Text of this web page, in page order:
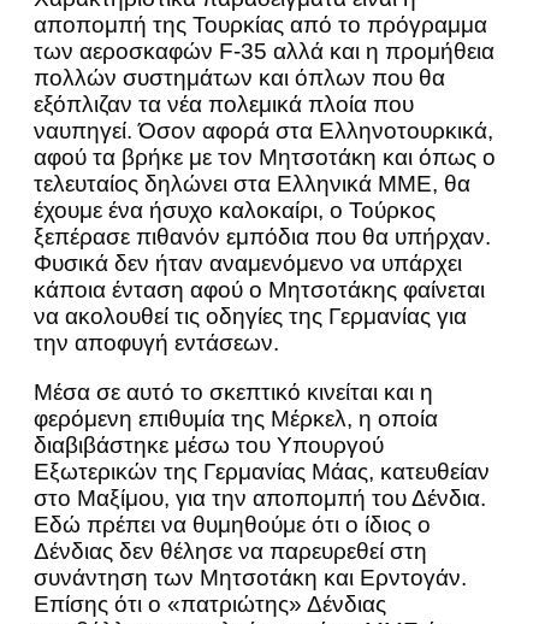
αποπομπή της Τουρκίας από το πρόγραμμα
των αεροσκαφών F-35 αλλά και η προμήθεια
πολλών συστημάτων και όπλων που θα
εξόπλιζαν τα νέα πολεμικά πλοία που
ναυπηγεί. Όσον αφορά στα Ελληνοτουρκικά,
αφού τα βρήκε με τον Μητσοτάκη και όπως ο
τελευταίος δηλώνει στα Ελληνικά ΜΜΕ, θα
έχουμε ένα ήσυχο καλοκαίρι, ο Τούρκος
ξεπέρασε πιθανόν εμπόδια που θα υπήρχαν.
Φυσικά δεν ήταν αναμενόμενο να υπάρχει
κάποια ένταση αφού ο Μητσοτάκης φαίνεται
να ακολουθεί τις οδηγίες της Γερμανίας για
την αποφυγή εντάσεων.
Μέσα σε αυτό το σκεπτικό κινείται και η
φερόμενη επιθυμία της Μέρκελ, η οποία
διαβιβάστηκε μέσω του Υπουργού
Εξωτερικών της Γερμανίας Μάας, κατευθείαν
στο Μαξίμου, για την αποπομπή του Δένδια.
Εδώ πρέπει να θυμηθούμε ότι ο ίδιος ο
Δένδιας δεν θέλησε να παρευρεθεί στη
συνάντηση των Μητσοτάκη και Ερντογάν.
Επίσης ότι ο «πατριώτης» Δένδιας